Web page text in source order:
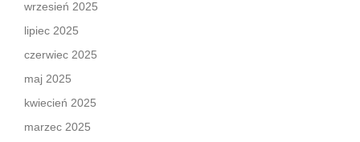
wrzesień 2025
lipiec 2025
czerwiec 2025
maj 2025
kwiecień 2025
marzec 2025